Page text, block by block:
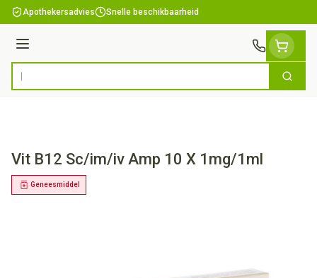
Ga naar de inhoud
Apothekersadvies Snelle beschikbaarheid
Menu
Product, merk, categorie... Zoek
Vit B12 Sc/im/iv Amp 10 X 1mg/1ml
Geneesmiddel